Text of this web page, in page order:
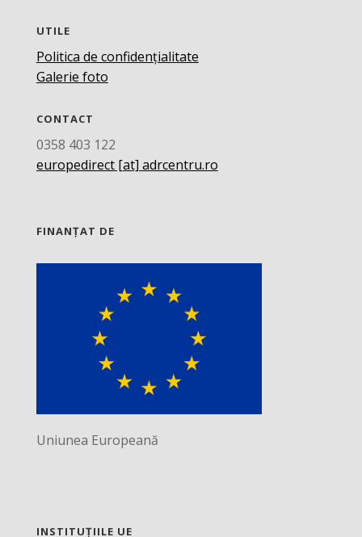
UTILE
Politica de confidențialitate
Galerie foto
CONTACT
0358 403 122
europedirect [at] adrcentru.ro
FINANȚAT DE
Uniunea Europeană
INSTITUȚIILE UE